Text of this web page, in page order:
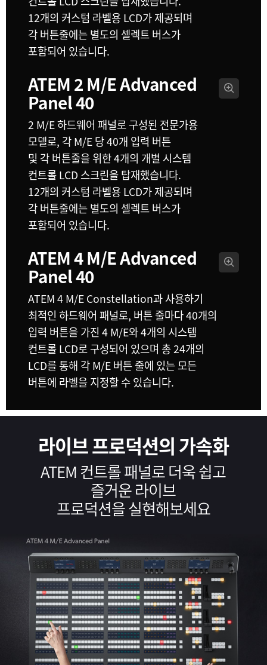
12개의 커스텀 라벨용 LCD가 제공되며
각 버튼줄에는 별도의 셀렉트 버스가
포함되어 있습니다.
ATEM 2 M/EAdvanced
Panel 40
2 M/E 하드웨어 패널로 구성된 전문가용
모델로, 각 M/E 당 40개 입력 버튼
및 각 버튼줄을 위한 4개의 개별 시스템
컨트롤 LCD 스크린을 탑재했습니다.
12개의 커스텀 라벨용 LCD가 제공되며
각 버튼줄에는 별도의 셀렉트 버스가
포함되어 있습니다.
ATEM 4 M/EAdvanced
Panel 40
ATEM 4 M/E Constellation과 사용하기
최적인 하드웨어 패널로, 버튼 줄마다 40개의
입력 버튼을 가진 4 M/E와 4개의 시스템
컨트롤 LCD로 구성되어 있으며 총 24개의
LCD를 통해 각 M/E 버튼 줄에 있는 모든
버튼에 라벨을 지정할 수 있습니다.
라이브 프로덕션의 가속화
ATEM 컨트롤 패널로 더욱 쉽고
즐거운 라이브
프로덕션을 실현해보세요